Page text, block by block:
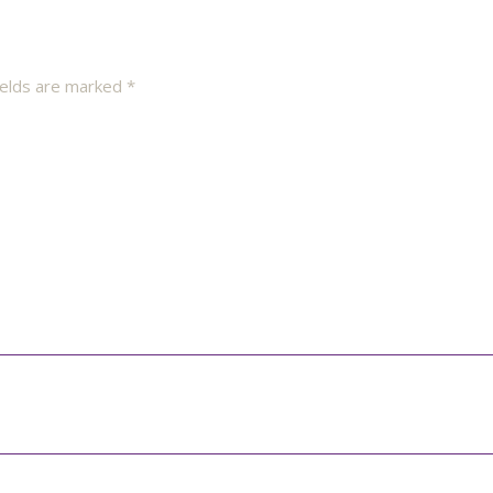
are marked *